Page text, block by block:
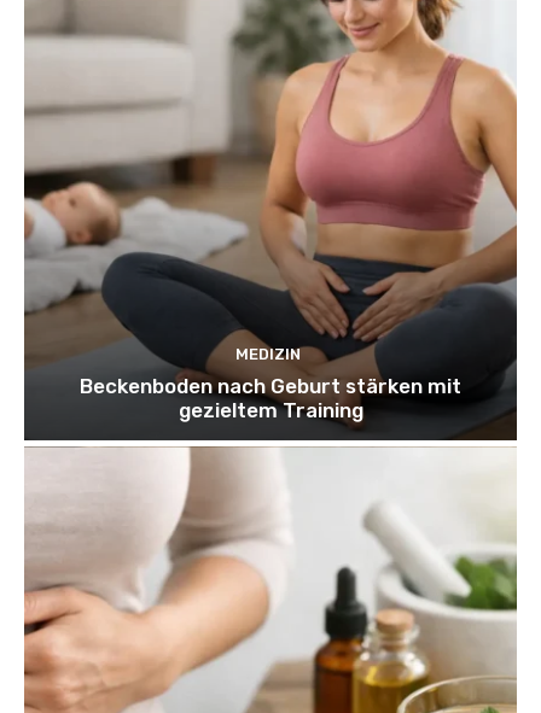
MEDIZIN
Beckenboden nach Geburt stärken mit
gezieltem Training